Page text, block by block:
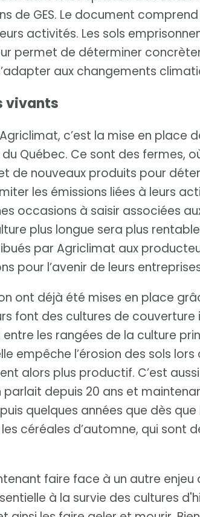
de GES. Le document
activités. Les sols
permet de déterminer
aux changements
vivants
c’est la mise en place
Québec. Ce sont des fermes,
de nouveaux produits pour
les émissions liées à leurs
occasions à saisir associées
plus longue sera plus
par Agriclimat aux
pour l’avenir de leurs
ont déjà été mises en place
font des cultures de
les rangées de la culture
empêche l’érosion des sols
alors plus productif. C’est
parlait depuis 20 ans et
quelques années que dès
céréales d’automne, qui sont
faire face à un autre enjeu
à la survie des cultures